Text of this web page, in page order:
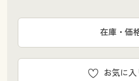
お気に
在庫・価